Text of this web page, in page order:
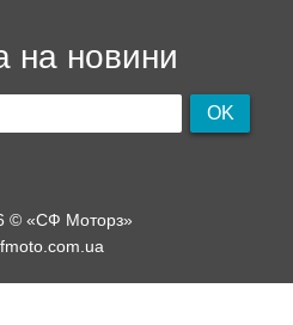
на новини
OK
© «СФ Моторз»